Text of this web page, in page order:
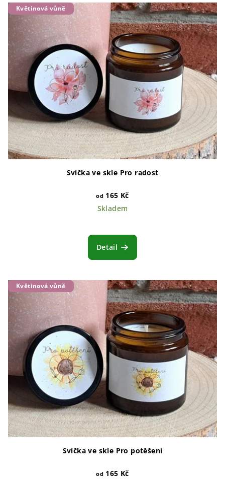
Květinová vůně
Svíčka ve skle Pro radost
od 165 Kč
Skladem
Detail
Květinová vůně
Svíčka ve skle Pro potěšení
od 165 Kč